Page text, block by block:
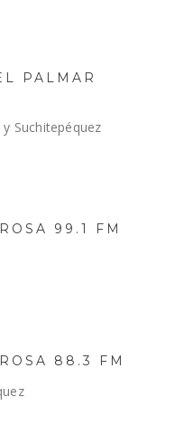
PALMAR
Suchitepéquez
99.1 FM
88.3 FM